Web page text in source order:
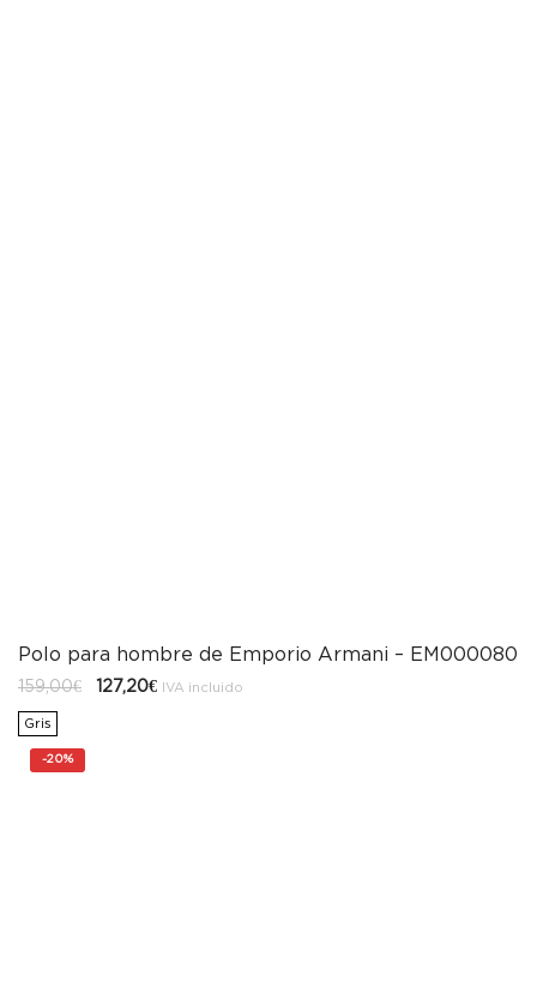
Polo para hombre de Emporio Armani – EM000080
159,00€
El
precio
127,20€ElIVA incluido
Gris
-20%